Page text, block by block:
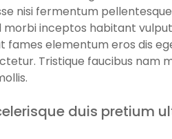
nisi fermentum
morbi inceptos habitant
fames elementum eros dis
Tristique faucibus nam
duis pretium